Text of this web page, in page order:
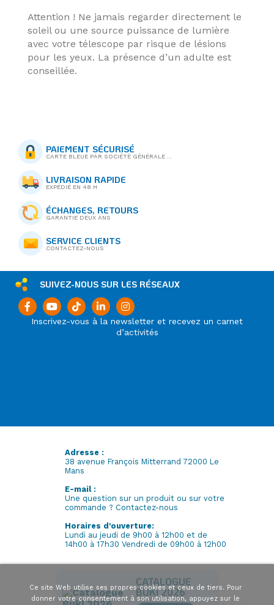
Attention ! Ne jamais regarder directement le
soleil ou une source puissance de lumière
avec votre télescope par risque de lésions
pour les yeux. La présence d’un adulte est
conseillée.
PAIEMENT SÉCURISÉ
CARTE BLEUE PAR SOCIÉTÉ GÉNÉRALE ...
LIVRAISON RAPIDE
EXPÉDIÉ EN 48 H
ÉCHANGES, RETOURS
GARANTIE DEUX ANS
SERVICE CLIENTS
CONTACTEZ-NOUS
Inscrivez-vous à la newsletter et recevez un carnet
d’activités
SUIVEZ-NOUS SUR LES RÉSEAUX
Adresse :
38 avenue François Mitterrand 72000 Le
Mans
E-mail :
Une question sur un produit ou sur votre
commande ? Contactez-nous
Horaires d'ouverture:
Lundi au jeudi de 9h00 à 12h00 et de
14h00 à 17h30 Vendredi de 09h00 à 12h00
CATALOGUE
BUKI 2026
Ce site Web utilise ses propres cookies et ceux de tiers. Pour
donner votre consentement à son utilisation, appuyez sur le